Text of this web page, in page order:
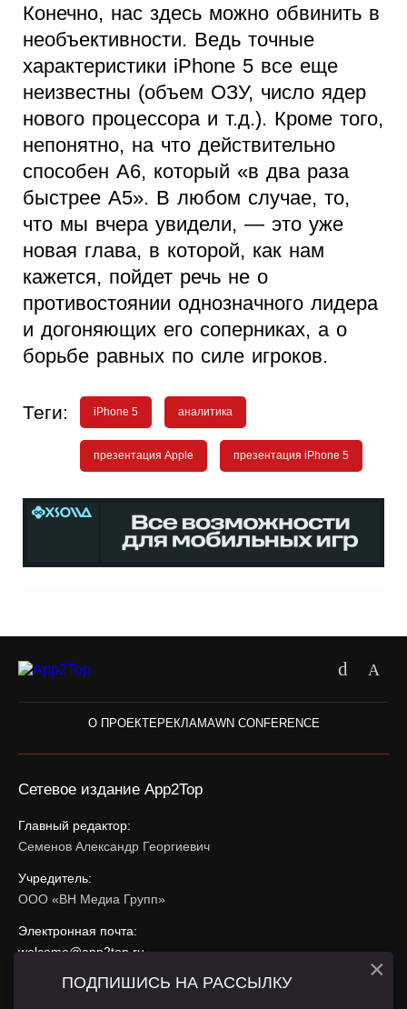
Конечно, нас здесь можно обвинить в
необъективности. Ведь точные
характеристики iPhone 5 все еще
неизвестны (объем ОЗУ, число ядер
нового процессора и т.д.). Кроме того,
непонятно, на что действительно
способен A6, который «в два раза
быстрее А5». В любом случае, то,
что мы вчера увидели, — это уже
новая глава, в которой, как нам
кажется, пойдет речь не о
противостоянии однозначного лидера
и догоняющих его соперниках, а о
борьбе равных по силе игроков.
Теги: iPhone 5 аналитика
презентация Apple презентация iPhone 5
О ПРОЕКТЕРЕКЛАМАWN CONFERENCE
Сетевое издание App2Top
Главный редактор:
Семенов Александр Георгиевич
Учредитель:
ООО «ВН Медиа Групп»
Электронная почта:
welcome@app2top.ru
При использовании материалов активная ссылка на
ПОДПИШИСЬ НА РАССЫЛКУ ×